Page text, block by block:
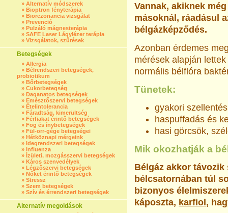
» Alternatív módszerek
» Bioptron fényterápia
» Biorezonancia vizsgálat
» Prevenció
» Pulzáló mágnesterápia
» SAFE Laser Lágylézer terápia
» Vizsgálatok, szűrések
Betegségek
» Allergia
» Bélrendszeri betegségek,
probiotikum
» Bőrbetegségek
» Cukorbetegség
» Daganatos betegségek
» Emésztőszervi betegségek
» Ételintolerancia
» Fáradtság, kimerültség
» Férfiakat érintő betegségek
» Fog és ínybetegségek
» Fül-orr-gége betegségei
» Hétköznapi mérgeink
» Idegrendszeri betegségek
» Influenza
» Ízületi, mozgásszervi betegségek
» Káros szenvedélyek
» Légzőszervi betegségek
» Nőket érintő betegségek
» Stressz
» Szem betegségek
» Szív és érrendszeri betegségek
Alternatív megoldások
Vannak, akiknek
másoknál, ráadásul
bélgázképződés.
Azonban érdemes
mérések alapján
normális bélflóra
Tünetek:
gyakori szellentés
haspuffadás és
hasi görcsök,
Mik okozhatják a
Bélgáz akkor távozik
bélcsatornában túl
bizonyos
káposzta, karfiol ,